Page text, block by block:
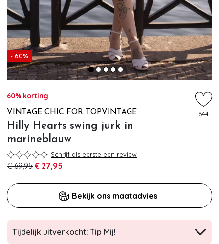
- 60%
60% korting
VINTAGE CHIC FOR TOPVINTAGE
Hilly Hearts swing jurk in
marineblauw
644
Schrijf als eerste een review
€ 69,95 € 27,95
Bekijk ons maatadvies
Tijdelijk uitverkocht: Tip Mij!